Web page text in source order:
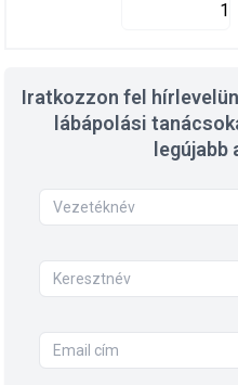
Iratkozzon fel
lábápolási
legújabb